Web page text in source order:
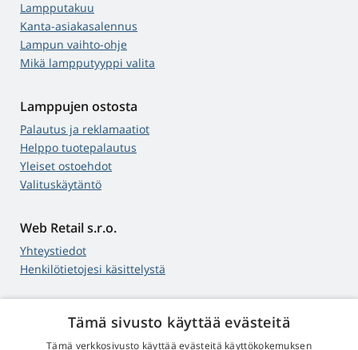
Lampputakuu
Kanta-asiakasalennus
Lampun vaihto-ohje
Mikä lampputyyppi valita
Lamppujen ostosta
Palautus ja reklamaatiot
Helppo tuotepalautus
Yleiset ostoehdot
Valituskäytäntö
Web Retail s.r.o.
Yhteystiedot
Henkilötietojesi käsittelystä
4,9tähteä
Tämä sivusto käyttää evästeitä
Tämä verkkosivusto käyttää evästeitä käyttökokemuksen